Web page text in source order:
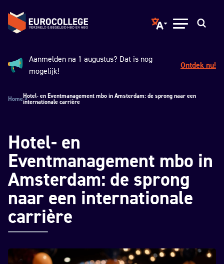
Spring naar hoofdinhoud
Terug naar de homepage
Translate page to
Open menu
Aankondiging:
Aanmelden na 1 augustus? Dat is nog
mogelijk!
Ontdek nu!
HomeHotel- en Eventmanagement mbo in Amsterdam: de sprong naar een
internationale carrière
Hotel- en
Eventmanagement mbo in
Amsterdam: de sprong
naar een internationale
carrière